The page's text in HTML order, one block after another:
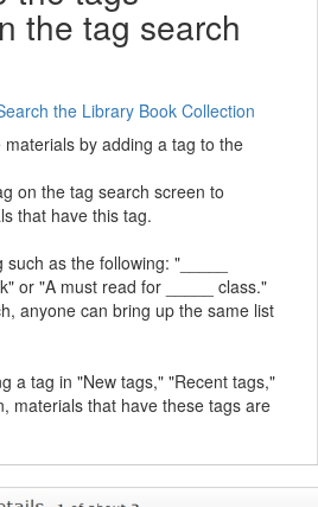
the tag search
the Library Book Collection
by adding a tag to the
on the tag search screen to
that have this tag.
as the following: "_____
or "A must read for _____ class."
anyone can bring up the same list
a tag in "New tags," "Recent tags,"
materials that have these tags are